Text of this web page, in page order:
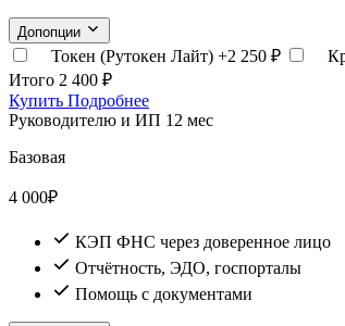
Допопции
Токен (Рутокен Лайт) +2 250 ₽
Итого 2 400 ₽
Купить Подробнее
Руководителю и ИП 12 мес
Базовая
4 000₽
КЭП ФНС через доверенное лицо
Отчётность, ЭДО, госпорталы
Помощь с документами